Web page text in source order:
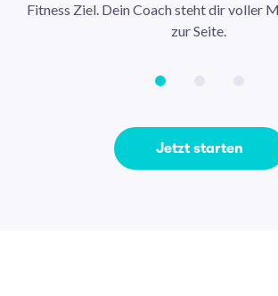
Fitness Ziel. Dein Coach steht dir voller
zur Seite.
Jetzt starten